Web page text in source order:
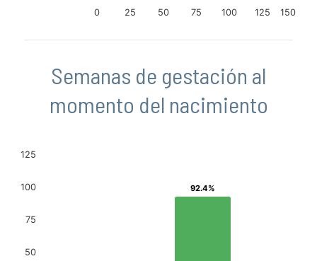
0 25 50 75 100 125 150
Semanas de gestación al
momento del nacimiento
92.4%
92.4%
50
75
100
125